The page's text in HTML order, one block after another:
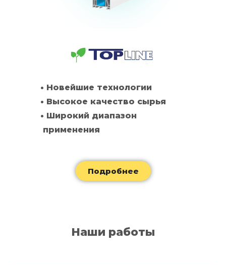
• Новейшие технологии
• Высокое качество сырья
• Широкий диапазон
применения
Подробнее
Наши работы